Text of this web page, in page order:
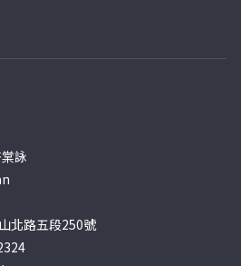
詠
北路五段250號